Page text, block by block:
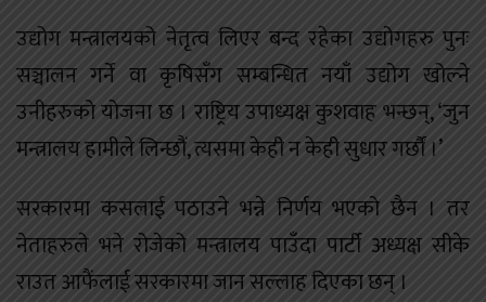
उद्योग मन्त्रालयको नेतृत्व लिएर बन्द रहेका उद्योगहरु पुनः
सञ्चालन गर्ने वा कृषिसँग सम्बन्धित नयाँ उद्योग खोल्ने
उनीहरुको योजना छ । राष्ट्रिय उपाध्यक्ष कुशवाह भन्छन्, ‘जुन
मन्त्रालय हामीले लिन्छौं, त्यसमा केही न केही सुधार गर्छौं ।’
सरकारमा कसलाई पठाउने भन्ने निर्णय भएको छैन । तर
नेताहरुले भने रोजेको मन्त्रालय पाउँदा पार्टी अध्यक्ष सीके
राउत आफैंलाई सरकारमा जान सल्लाह दिएका छन् ।